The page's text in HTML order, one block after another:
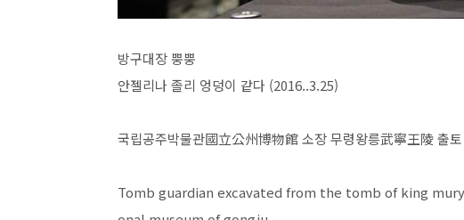
방구대장 뿡뿡
안젤리나 졸리 엉덩이 같다 (2016..3.25)
국립공주박물관國立公州博物館 소장 무령왕릉武寧王陵 출
Tomb guardian excavated from the tomb of king